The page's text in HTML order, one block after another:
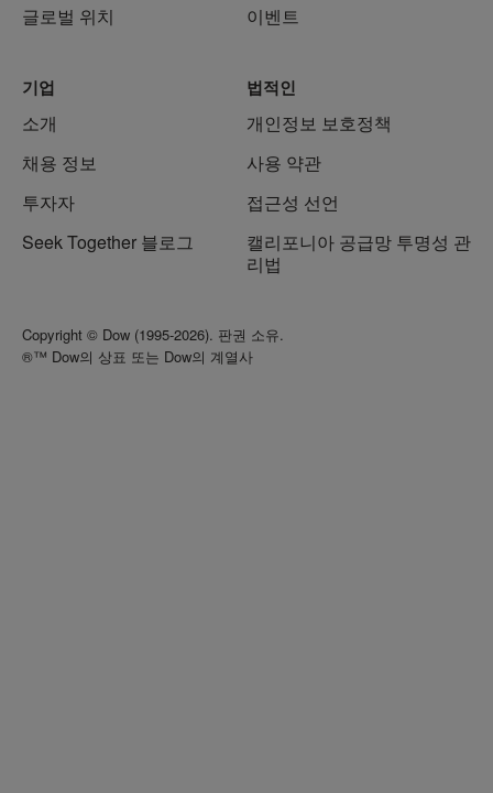
글로벌 위치
이벤트
기업
소개
채용 정보
투자자
Seek Together 블로그
법적인
개인정보 보호정책
사용 약관
접근성 선언
캘리포니아 공급망 투명성 관
리법
Copyright © Dow (1995-2026). 판권 소유.
®™ Dow의 상표 또는 Dow의 계열사